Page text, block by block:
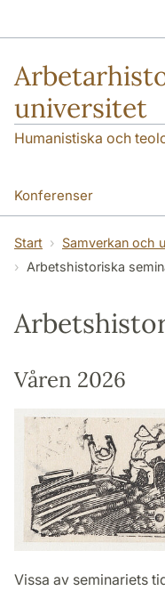
universitet
Humanistiska och
Konferenser
Forskningsnoden
Samverkan och
Start
Samverkan och
Arbetshistoriska
Våren 2026
Vissa av seminariets